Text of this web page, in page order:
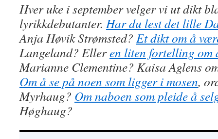
Hver uke i september velger vi ut dikt
lyrikkdebutanter.Har du lest det lille
Anja Høvik Strømsted? Et dikt om å
Langeland? Elleren liten fortelling om
Marianne Clementine? Kaisa Aglens
Om å se på noen som ligger i mosen,
Myrhaug? Om naboen som pleide å
Høghaug?